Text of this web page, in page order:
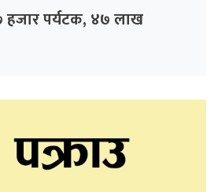
हजार पर्यटक, ४७ लाख